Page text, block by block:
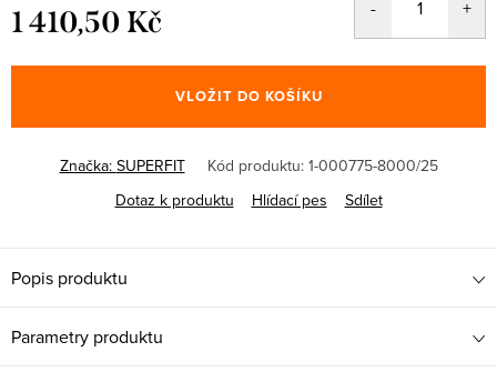
1 410,50 Kč
cena:
VLOŽIT DO KOŠÍKU
Značka: SUPERFIT Kód produktu: 1-000775-8000/25
Dotaz k produktu
Hlídací pes Sdílet
Popis produktu
Parametry produktu